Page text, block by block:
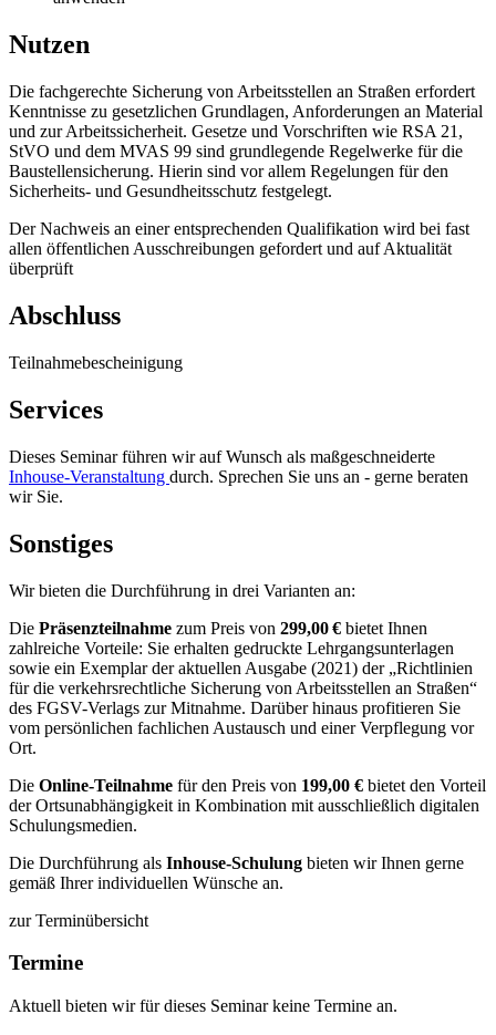
Nutzen
Die fachgerechte Sicherung von Arbeitsstellen an Straßen erfordert
Kenntnisse zu gesetzlichen Grundlagen, Anforderungen an Material
und zur Arbeitssicherheit. Gesetze und Vorschriften wie RSA 21,
StVO und dem MVAS 99 sind grundlegende Regelwerke für die
Baustellensicherung. Hierin sind vor allem Regelungen für den
Sicherheits- und Gesundheitsschutz festgelegt.
Der Nachweis an einer entsprechenden Qualifikation wird bei fast
allen öffentlichen Ausschreibungen gefordert und auf Aktualität
überprüft
Abschluss
Teilnahmebescheinigung
Services
Dieses Seminar führen wir auf Wunsch als maßgeschneiderte
Inhouse-Veranstaltung durch. Sprechen Sie uns an - gerne beraten
wir Sie.
Sonstiges
Wir bieten die Durchführung in drei Varianten an:
Die Präsenzteilnahme zum Preis von 299,00 € bietet Ihnen
zahlreiche Vorteile: Sie erhalten gedruckte Lehrgangsunterlagen
sowie ein Exemplar der aktuellen Ausgabe (2021) der „Richtlinien
für die verkehrsrechtliche Sicherung von Arbeitsstellen an Straßen“
des FGSV-Verlags zur Mitnahme. Darüber hinaus profitieren Sie
vom persönlichen fachlichen Austausch und einer Verpflegung vor
Ort.
Die Online-Teilnahme für den Preis von 199,00 € bietet den Vorteil
der Ortsunabhängigkeit in Kombination mit ausschließlich digitalen
Schulungsmedien.
Die Durchführung als Inhouse-Schulung bieten wir Ihnen gerne
gemäß Ihrer individuellen Wünsche an.
zur Terminübersicht
Termine
Aktuell bieten wir für dieses Seminar keine Termine an.